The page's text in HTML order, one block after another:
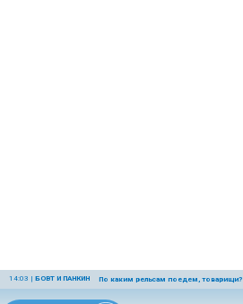
14:03 | БОВТ И ПАНКИН По каким рельсам поедем, товарищи?